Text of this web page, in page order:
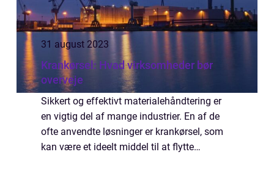
31 august 2023
Krankørsel: Hvad virksomheder bør
overveje
Sikkert og effektivt materialehåndtering er
en vigtig del af mange industrier. En af de
ofte anvendte løsninger er krankørsel, som
kan være et ideelt middel til at flytte